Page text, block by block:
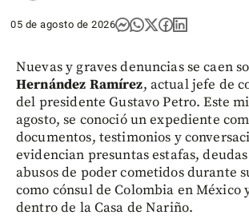
05 de agosto de 2026
Nuevas y graves denuncias se caen
Hernández Ramírez, actual jefe de
del presidente Gustavo Petro. Este
agosto, se conoció un expediente
documentos, testimonios y
evidencian presuntas estafas,
abusos de poder cometidos durante
como cónsul de Colombia en México
dentro de la Casa de Nariño.